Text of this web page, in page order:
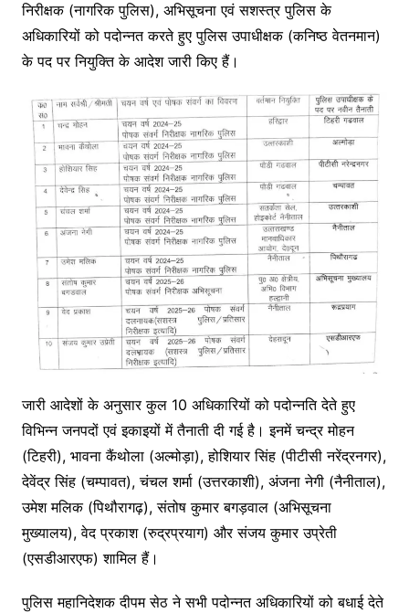
निरीक्षक (नागरिक पुलिस), अभिसूचना एवं सशस्त्र पुलिस के
अधिकारियों को पदोन्नत करते हुए पुलिस उपाधीक्षक (कनिष्ठ वेतनमान)
के पद पर नियुक्ति के आदेश जारी किए हैं।
जारी आदेशों के अनुसार कुल 10 अधिकारियों को पदोन्नति देते हुए
विभिन्न जनपदों एवं इकाइयों में तैनाती दी गई है। इनमें चन्द्र मोहन
(टिहरी), भावना कैंथोला (अल्मोड़ा), होशियार सिंह (पीटीसी नरेंद्रनगर),
देवेंद्र सिंह (चम्पावत), चंचल शर्मा (उत्तरकाशी), अंजना नेगी (नैनीताल),
उमेश मलिक (पिथौरागढ़), संतोष कुमार बगड़वाल (अभिसूचना
मुख्यालय), वेद प्रकाश (रुद्रप्रयाग) और संजय कुमार उप्रेती
(एसडीआरएफ) शामिल हैं।
पुलिस महानिदेशक दीपम सेठ ने सभी पदोन्नत अधिकारियों को बधाई देते